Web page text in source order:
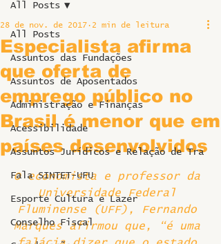
All Posts
Assuntos das Fundações
Assuntos de Aposentados
Administração e Finanças
Acessibilidade
Assuntos Jurídicos e Relação de Tra
Fala SINTET-UFU
Esporte Cultura e Lazer
Conselho Fiscal
All Posts
Especialista afirma
que oferta de
emprego público no
Brasil é menor que em
países desenvolvidos
28 de nov. de 2017 2 min de leitura
O economista e professor da
Universidade Federal
Fluminense (UFF), Fernando
Marques afirmou que, “é uma